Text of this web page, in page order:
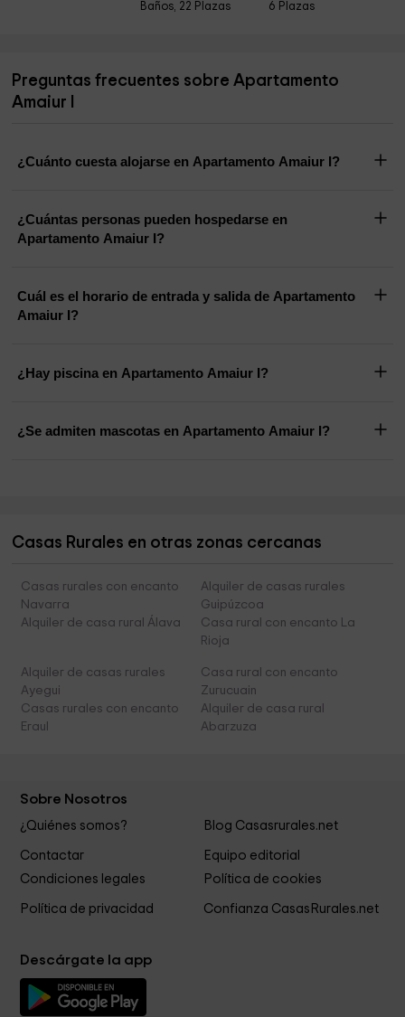
Baños, 22 Plazas
6 Plazas
Preguntas frecuentes sobre Apartamento
Amaiur I
¿Cuánto cuesta alojarse en Apartamento Amaiur I?
¿Cuántas personas pueden hospedarse en
Apartamento Amaiur I?
Cuál es el horario de entrada y salida de Apartamento
Amaiur I?
¿Hay piscina en Apartamento Amaiur I?
¿Se admiten mascotas en Apartamento Amaiur I?
Casas Rurales en otras zonas cercanas
Casas rurales con encanto
Navarra
Alquiler de casas rurales
Guipúzcoa
Alquiler de casa rural Álava
Casa rural con encanto La
Rioja
Alquiler de casas rurales
Ayegui
Casa rural con encanto
Zurucuain
Casas rurales con encanto
Eraul
Alquiler de casa rural
Abarzuza
Sobre Nosotros
¿Quiénes somos? Blog Casasrurales.net
Contactar
Equipo editorial
Condiciones legales
Política de cookies
Política de privacidad Confianza CasasRurales.net
Descárgate la app